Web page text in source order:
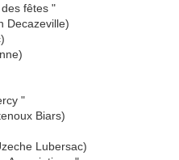
fêtes "
Decazeville)
"
Biars)
Lubersac)